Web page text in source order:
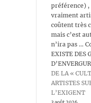
préférence) ,
vraiment
coûtent très
mais c’est
n’ira pas …
EXISTE DES
DE LA «
ARTISTES
L’EXIGENT